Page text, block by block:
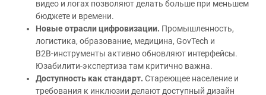
видео и логах позволяют делать больше при меньшем
бюджете и времени.
Новые отрасли цифровизации. Промышленность,
логистика, образование, медицина, GovTech и
B2B‑инструменты активно обновляют интерфейсы.
Юзабилити‑экспертиза там критично важна.
Доступность как стандарт. Стареющее население и
требования к инклюзии делают доступный дизайн